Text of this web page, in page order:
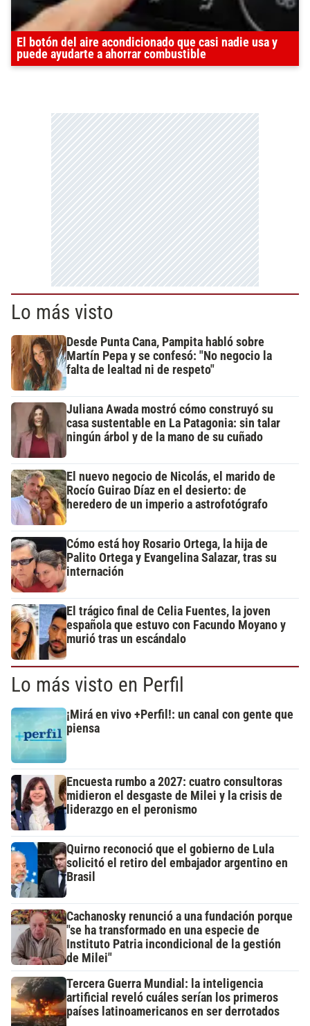
El botón del aire acondicionado que casi nadie usa y
puede ayudarte a ahorrar combustible
Lo más visto
Desde Punta Cana, Pampita habló sobre
Martín Pepa y se confesó: "No negocio la
falta de lealtad ni de respeto"
Juliana Awada mostró cómo construyó su
casa sustentable en La Patagonia: sin talar
ningún árbol y de la mano de su cuñado
El nuevo negocio de Nicolás, el marido de
Rocío Guirao Díaz en el desierto: de
heredero de un imperio a astrofotógrafo
Cómo está hoy Rosario Ortega, la hija de
Palito Ortega y Evangelina Salazar, tras su
internación
El trágico final de Celia Fuentes, la joven
española que estuvo con Facundo Moyano y
murió tras un escándalo
Lo más visto en Perfil
¡Mirá en vivo +Perfil!: un canal con gente que
piensa
Encuesta rumbo a 2027: cuatro consultoras
midieron el desgaste de Milei y la crisis de
liderazgo en el peronismo
Quirno reconoció que el gobierno de Lula
solicitó el retiro del embajador argentino en
Brasil
Cachanosky renunció a una fundación porque
"se ha transformado en una especie de
Instituto Patria incondicional de la gestión
de Milei"
Tercera Guerra Mundial: la inteligencia
artificial reveló cuáles serían los primeros
países latinoamericanos en ser derrotados